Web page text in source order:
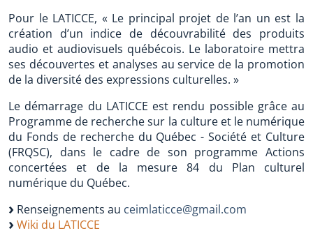
Pour le LATICCE, « Le principal projet de l’an un est la
création d’un indice de découvrabilité des produits
audio et audiovisuels québécois. Le laboratoire mettra
ses découvertes et analyses au service de la promotion
de la diversité des expressions culturelles. »
Le démarrage du LATICCE est rendu possible grâce au
Programme de recherche sur la culture et le numérique
du Fonds de recherche du Québec - Société et Culture
(FRQSC), dans le cadre de son programme Actions
concertées et de la mesure 84 du Plan culturel
numérique du Québec.
Renseignements au ceimlaticce@gmail.com
Wiki du LATICCE